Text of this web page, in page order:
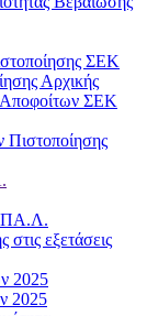
ΣΕΚ
Αρχικής
Αποφοίτων ΣΕΚ
εξετάσεις
2025
2025